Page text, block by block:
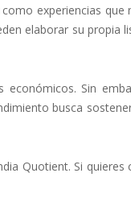
experiencias
elaborar su propia
económicos. Sin
busca
Quotient. Si